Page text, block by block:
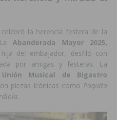
la herencia festera de la
Abanderada Mayor 2025,
del embajador, desfiló con
por amigas y festeras. La
Unión Musical de Bigastro
piezas icónicas como Paquito
.